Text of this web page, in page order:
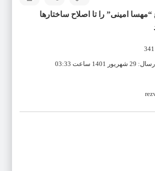
امینی” را تا اصلاح ساختارها
ساعت 03:33